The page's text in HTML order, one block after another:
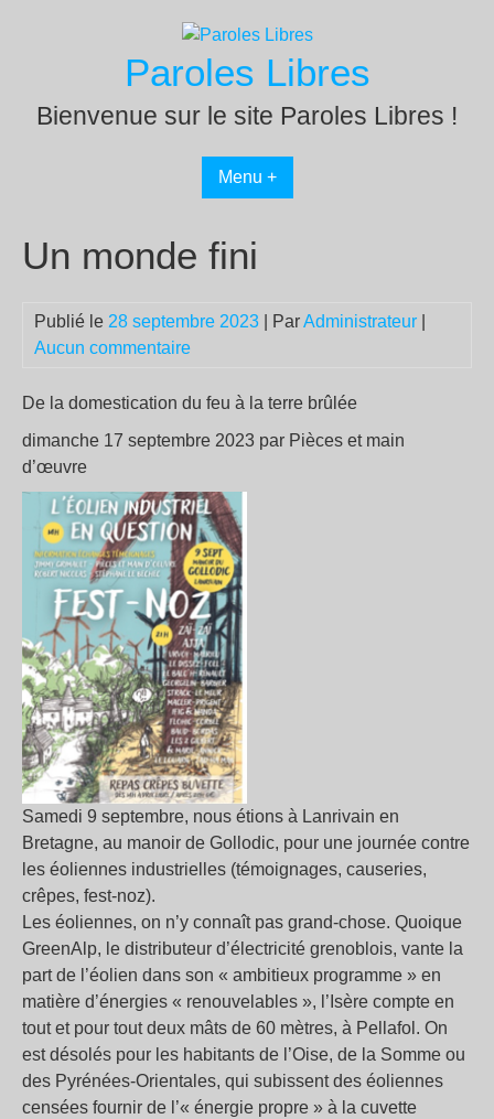
Paroles Libres
Bienvenue sur le site Paroles Libres !
Menu +
Un monde fini
Publié le 28 septembre 2023 | ParAdministrateur
Aucun commentaire
De la domestication du feu à la terre brûlée
dimanche 17 septembre 2023 par Pièces et main
d’œuvre
Samedi 9 septembre, nous étions à Lanrivain en
Bretagne, au manoir de Gollodic, pour une journée contre
les éoliennes industrielles (témoignages, causeries,
crêpes, fest-noz).
Les éoliennes, on n’y connaît pas grand-chose. Quoique
GreenAlp, le distributeur d’électricité grenoblois, vante la
part de l’éolien dans son « ambitieux programme » en
matière d’énergies « renouvelables », l’Isère compte en
tout et pour tout deux mâts de 60 mètres, à Pellafol. On
est désolés pour les habitants de l’Oise, de la Somme ou
des Pyrénées-Orientales, qui subissent des éoliennes
censées fournir de l’« énergie propre » à la cuvette